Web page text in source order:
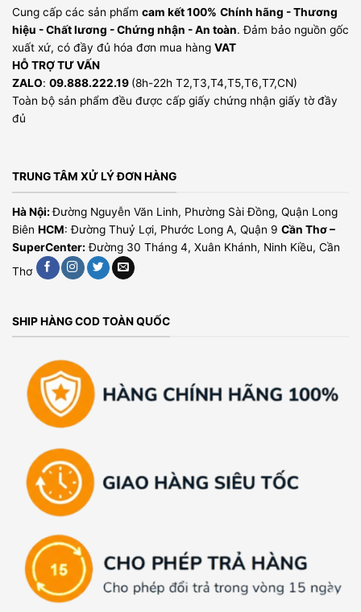
Cung cấp các sản phẩm cam kết 100% Chính hãng - Thương
hiệu - Chất lương - Chứng nhận - An toàn. Đảm bảo nguồn gốc
xuất xứ, có đầy đủ hóa đơn mua hàng VAT
HỖ TRỢ TƯ VẤN
ZALO: 09.888.222.19 (8h-22h T2,T3,T4,T5,T6,T7,CN)
Toàn bộ sản phẩm đều được cấp giấy chứng nhận giấy tờ đầy
đủ
TRUNG TÂM XỬ LÝ ĐƠN HÀNG
Hà Nội:Đường Nguyễn Văn Linh, Phường Sài Đồng, Quận Long
Biên HCM: Đường Thuỷ Lợi, Phước Long A, Quận 9 Cần Thơ –
SuperCenter: Đường 30 Tháng 4, Xuân Khánh, Ninh Kiều, Cần
Thơ
SHIP HÀNG COD TOÀN QUỐC